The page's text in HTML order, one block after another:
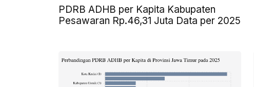
PDRB ADHB per Kapita Kabupaten
Pesawaran Rp.46,31 Juta Data per 2025